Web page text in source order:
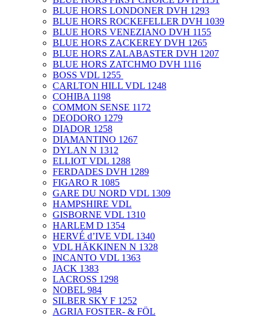
BLUE HORS LONDONER DVH 1293
BLUE HORS ROCKEFELLER DVH 1039
BLUE HORS VENEZIANO DVH 1155
BLUE HORS ZACKEREY DVH 1265
BLUE HORS ZALABASTER DVH 1207
BLUE HORS ZATCHMO DVH 1116
BOSS VDL 1255 ​
CARLTON HILL VDL 1248
COHIBA 1198
COMMON SENSE 1172
DEODORO 1279
DIADOR 1258
DIAMANTINO 1267
DYLAN N 1312
ELLIOT VDL 1288
FERDADES DVH 1289
FIGARO R 1085
GARE DU NORD VDL 1309
HAMPSHIRE VDL
GISBORNE VDL 1310
HARLEM D 1354
HERVÉ d’IVE VDL 1340
VDL HÄKKINEN N 1328
INCANTO VDL 1363
JACK 1383
LACROSS 1298
NOBEL 984
SILBER SKY F 1252
AGRIA FOSTER- & FÖL